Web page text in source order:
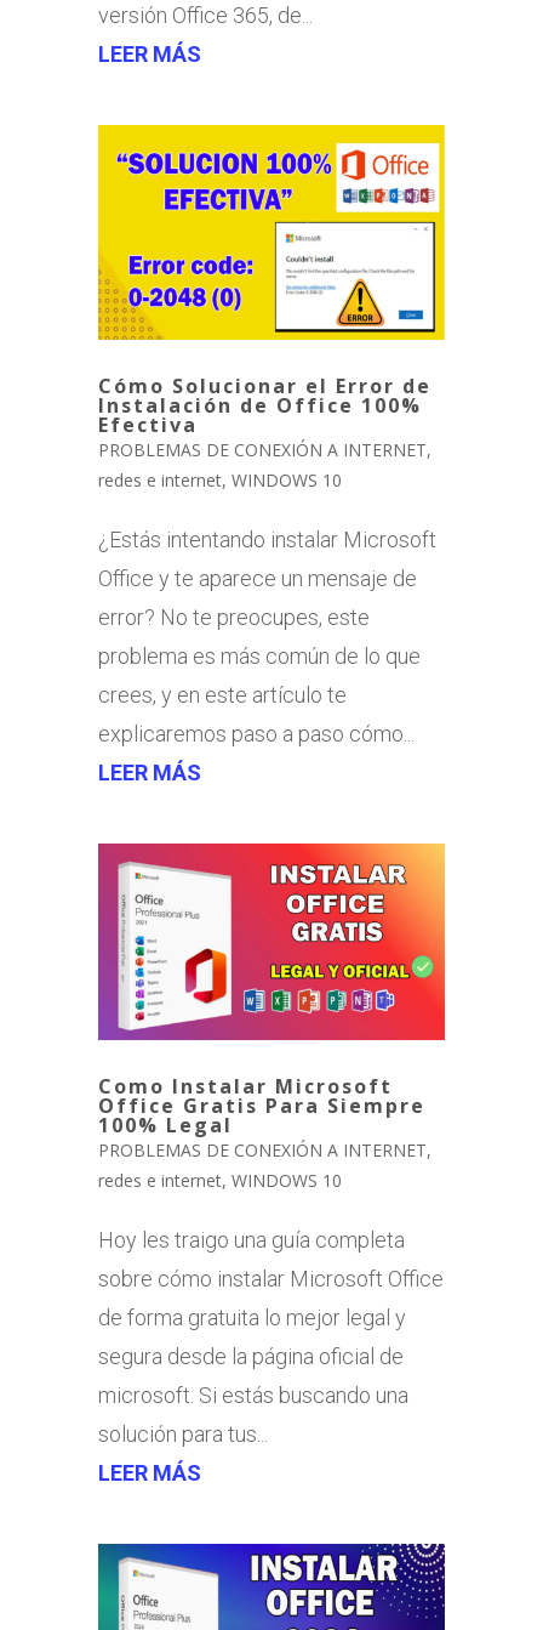
versión Office 365, de...
LEER MÁS
Cómo Solucionar el Error de
Instalación de Office 100%
Efectiva
PROBLEMAS DE CONEXIÓN A INTERNET,
redes e internet, WINDOWS 10
¿Estás intentando instalar Microsoft
Office y te aparece un mensaje de
error? No te preocupes, este
problema es más común de lo que
crees, y en este artículo te
explicaremos paso a paso cómo...
LEER MÁS
Como Instalar Microsoft
Office Gratis Para Siempre
100% Legal
PROBLEMAS DE CONEXIÓN A INTERNET,
redes e internet, WINDOWS 10
Hoy les traigo una guía completa
sobre cómo instalar Microsoft Office
de forma gratuita lo mejor legal y
segura desde la página oficial de
microsoft. Si estás buscando una
solución para tus...
LEER MÁS